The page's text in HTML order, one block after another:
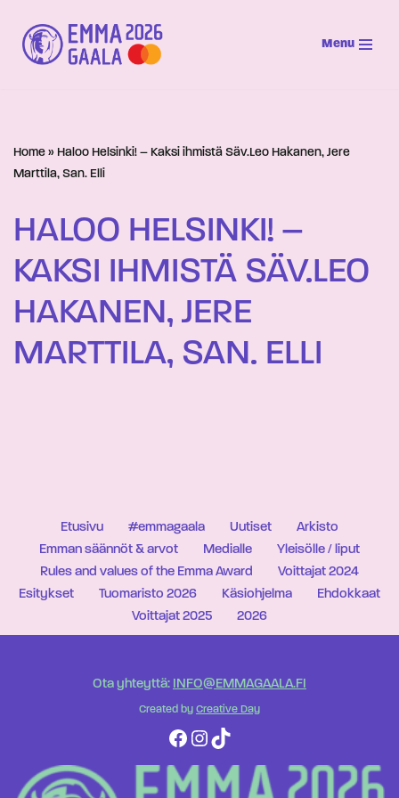
Siirry
suoraan
Menu
Home » Haloo Helsinki! – Kaksi ihmistä Säv.Leo Hakanen, Jere
Marttila, San. Elli
HALOO HELSINKI! –
KAKSI IHMISTÄ SÄV.LEO
HAKANEN, JERE
MARTTILA, SAN. ELLI
Etusivu #emmagaala Uutiset
Arkisto
Emman säännöt & arvot
Medialle
Yleisölle / liput
Rules and values of the Emma Award
Voittajat 2024
Esitykset
Tuomaristo 2026 Käsiohjelma
Ehdokkaat
Voittajat 2025
2026
Ota yhteyttä: INFO@EMMAGAALA.FI
Created by Creative Day